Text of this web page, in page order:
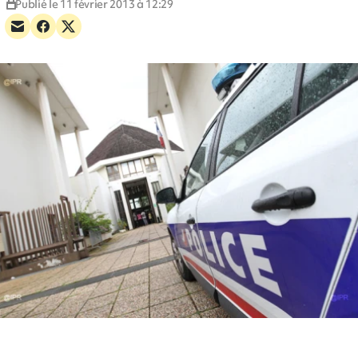
Publié le 11 février 2013 à 12:29